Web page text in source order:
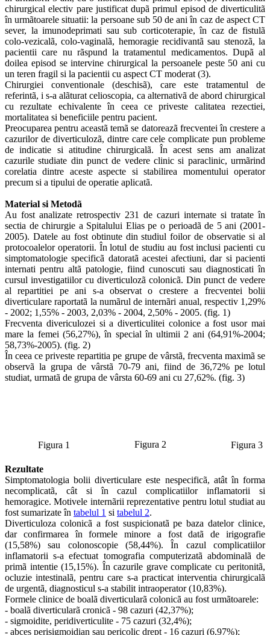
chirurgical electiv pare justificat dupã primul episod de diverticulitã
în urmãtoarele situatii: la persoane sub 50 de ani în caz de aspect CT
sever, la imunodeprimati sau sub corticoterapie, în caz de fistulã
colo-vezicalã, colo-vaginalã, hemoragie recidivantã sau stenozã, la
pacientii care nu rãspund la tratamentul medicamentos. Dupã al
doilea episod se intervine chirurgical la persoanele peste 50 ani cu
un teren fragil si la pacientii cu aspect CT moderat (3).
Chirurgiei conventionale (deschisã), care este tratamentul de
referintã, i s-a alãturat celioscopia, ca alternativã de abord chirurgical
cu rezultate echivalente în ceea ce priveste calitatea rezectiei,
mortalitatea si beneficiile pentru pacient.
Preocuparea pentru aceastã temã se datoreazã frecventei în crestere a
cazurilor de diverticulozã, dintre care cele complicate pun probleme
de indicatie si atitudine chirurgicalã. În acest sens am analizat
cazurile studiate din punct de vedere clinic si paraclinic, urmãrind
corelatia dintre aceste aspecte si stabilirea momentului operator
precum si a tipului de operatie aplicatã.
Material si Metodã
Au fost analizate retrospectiv 231 de cazuri internate si tratate în
sectia de chirurgie a Spitalului Elias pe o perioadã de 5 ani (2001-
2005). Datele au fost obtinute din studiul foilor de observatie si al
protocoalelor operatorii. În lotul de studiu au fost inclusi pacienti cu
simptomatologie specificã datoratã acestei afectiuni, dar si pacienti
internati pentru altã patologie, fiind cunoscuti sau diagnosticati în
cursul investigatiilor cu diverticulozã colonicã. Din punct de vedere
al repartitiei pe ani s-a observat o crestere a frecventei bolii
diverticulare raportatã la numãrul de internãri anual, respectiv 1,29%
- 2002; 1,55% - 2003, 2,03% - 2004, 2,50% - 2005. (fig. 1)
Frecventa divericulozei si a diverticulitei colonice a fost usor mai
mare la femei (56,27%), în special în ultimii 2 ani (64,91%-2004;
58,73%-2005). (fig. 2)
În ceea ce priveste repartitia pe grupe de vârstã, frecventa maximã se
observã la grupa de vârstã 70-79 ani, fiind de 36,72% pe lotul
studiat, urmatã de grupa de vârsta 60-69 ani cu 27,62%. (fig. 3)
Figura 1 Figura 2 Figura 3
Rezultate
Simptomatologia bolii diverticulare este nespecificã, atât în forma
necomplicatã, cât si în cazul complicatiilor inflamatorii si
hemoragice. Motivele internãrii reprezentative pentru lotul studiat au
fost sumarizate în tabelul 1 si tabelul 2.
Diverticuloza colonicã a fost suspicionatã pe baza datelor clinice,
dar confirmarea în formele minore a fost datã de irigografie
(15,58%) sau colonoscopie (58,44%). În cazul complicatiilor
inflamatorii s-a efectuat tomografia computerizatã abdominalã de
primã intentie (15,15%). În cazurile grave complicate cu peritonitã,
ocluzie intestinalã, pentru care s-a practicat interventia chirurgicalã
de urgentã, diagnosticul s-a stabilit intraoperator (10,83%).
Formele clinice de boalã diverticularã colonicã au fost urmãtoarele:
- boalã diverticularã cronicã - 98 cazuri (42,37%);
- sigmoidite, peridiverticulite - 75 cazuri (32,4%);
- abces perisigmoidian sau pericolic drept - 16 cazuri (6,97%);